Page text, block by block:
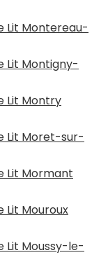
Lit Montereau-
Lit Montigny-
Lit Montry
Lit Moret-sur-
Lit Mormant
Lit Mouroux
Lit Moussy-le-